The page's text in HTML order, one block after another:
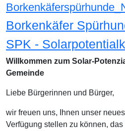
Borkenkäfer
SPK -
Willkommen zum Solar-
Gemeinde
Liebe Bürgerinnen und Bürger,
wir freuen uns, Ihnen unser
Verfügung stellen zu können,